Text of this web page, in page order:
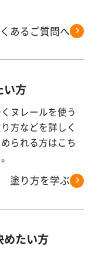
あるご質問へ
い方
ヌレールを使う
方などを詳しく
られる方はこち
塗り方を学ぶ
めたい方